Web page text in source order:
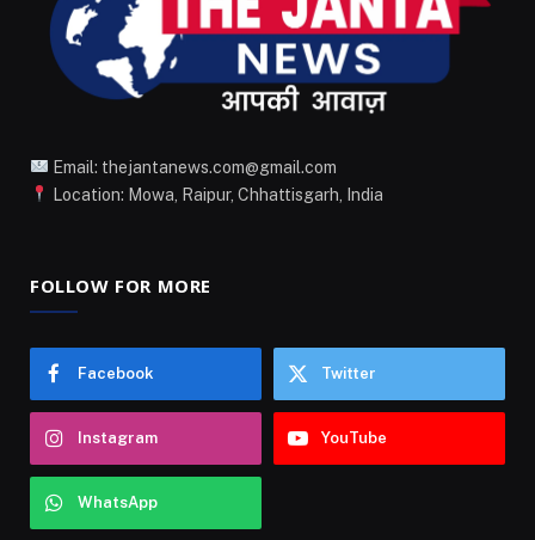
Email: thejantanews.com@gmail.com
Location: Mowa, Raipur, Chhattisgarh, India
FOLLOW FOR MORE
Facebook Twitter
Instagram YouTube
WhatsApp